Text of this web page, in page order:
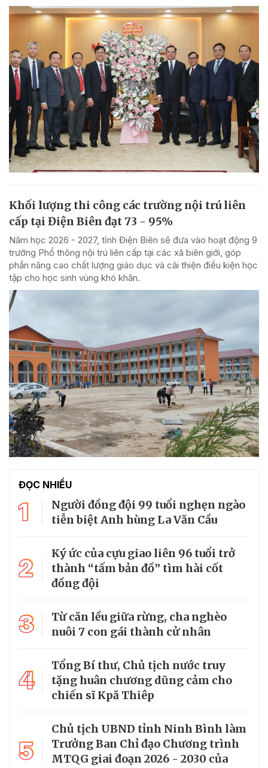
Khối lượng thi công các trường nội trú liên
cấp tại Điện Biên đạt 73 - 95%
Năm học 2026 - 2027, tỉnh Điện Biên sẽ đưa vào hoạt động 9
trường Phổ thông nội trú liên cấp tại các xã biên giới, góp
phần nâng cao chất lượng giáo dục và cải thiện điều kiện học
tập cho học sinh vùng khó khăn.
ĐỌC NHIỀU
1
Người đồng đội 99 tuổi nghẹn ngào
tiễn biệt Anh hùng La Văn Cầu
2
Ký ức của cựu giao liên 96 tuổi trở
thành “tấm bản đồ” tìm hài cốt
đồng đội
3
Từ căn lều giữa rừng, cha nghèo
nuôi 7 con gái thành cử nhân
4
Tổng Bí thư, Chủ tịch nước truy
tặng huân chương dũng cảm cho
chiến sĩ Kpă Thiêp
5
Chủ tịch UBND tỉnh Ninh Bình làm
Trưởng Ban Chỉ đạo Chương trình
MTQG giai đoạn 2026 - 2030 của